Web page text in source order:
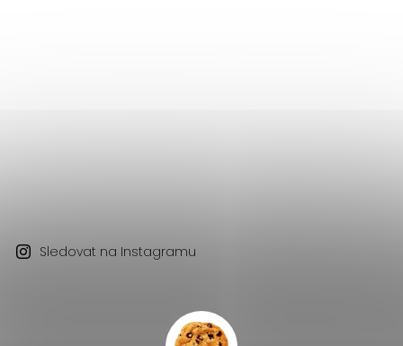
Sledovat na Instagramu